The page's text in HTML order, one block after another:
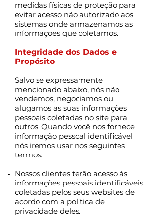
medidas físicas de proteção para
evitar acesso não autorizado aos
sistemas onde armazenamos as
informações que coletamos.
Integridade dos Dados e
Propósito
Salvo se expressamente
mencionado abaixo, nós não
vendemos, negociamos ou
alugamos as suas informações
pessoais coletadas no site para
outros. Quando você nos fornece
informação pessoal identificável
nós iremos usar nos seguintes
termos:
Nossos clientes terão acesso às
informações pessoais identificáveis
coletadas pelos seus websites de
acordo com a política de
privacidade deles.